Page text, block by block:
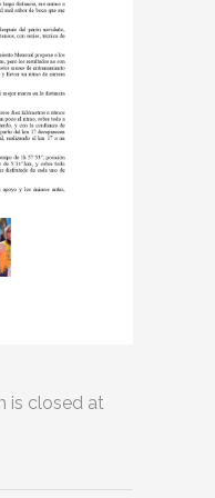
is closed at